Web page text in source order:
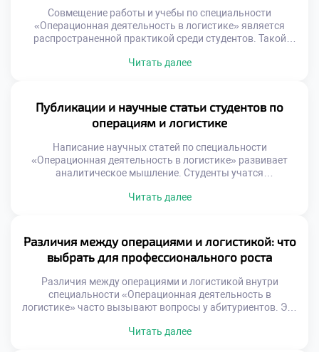
Региональная экономика зависит от скорости
оборачиваемости […]
Совмещение работы и учебы по специальности
«Операционная деятельность в логистике» является
распространенной практикой среди студентов. Такой
освоением профессии. Работодатели в сфере логистики
конкурентное преимущество на рынке. Выпускники с
опытом работы ценятся значительно выше новичков без
практики. Теоретические знания […]
Читать далее
Публикации и научные статьи студентов по
операциям и логистике
Написание научных статей по специальности
«Операционная деятельность в логистике» развивает
аналитическое мышление. Студенты учатся
выводы письменно. Публикация является официальным
становления будущего специалиста. Научный текст
требует точности, ясности и доказательности изложения.
Многие студенты ошибочно считают публикации уделом
опытных ученых. Однако студенческие работы часто […]
Читать далее
Различия между операциями и логистикой: что
выбрать для профессионального роста
Различия между операциями и логистикой внутри
специальности «Операционная деятельность в
логистике» часто вызывают вопросы у абитуриентов. Эти
функциональный фокус. Понимание нюансов помогает
Читать далее